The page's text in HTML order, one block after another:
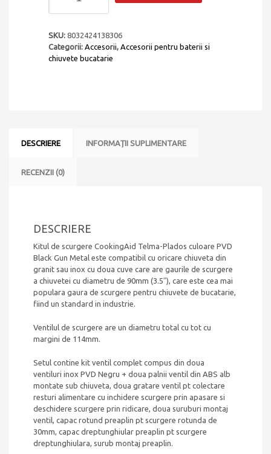
ventil
si
preaplin
Gun
pentru
cuve
Ø
gaura
ventil
114mm
SKU: 8032424138306
Categorii: Accesorii, Accesorii pentru baterii si
chiuvete bucatarie
DESCRIERE INFORMAȚII SUPLIMENTARE
RECENZII (0)
DESCRIERE
Kitul de scurgere CookingAid Telma-Plados culoare PVD
Black Gun Metal este compatibil cu oricare chiuveta din
granit sau inox cu doua cuve care are gaurile de scurgere
a chiuvetei cu diametru de 90mm (3.5″), care este cea mai
populara gaura de scurgere pentru chiuvete de bucatarie,
fiind un standard in industrie.
Ventilul de scurgere are un diametru total cu tot cu
margini de 114mm.
Setul contine kit ventil complet compus din doua
ventiluri inox PVD Negru + doua palnii ventil din ABS alb
montate sub chiuveta, doua gratare ventil pt colectare
resturi alimentare cu inchidere scurgere prin apasare si
deschidere scurgere prin ridicare, doua suruburi montaj
ventil, capac rotund preaplin pt scurgere rotunda de
30mm, capac dreptunghiular preaplin pt scurgere
dreptunghiulara, surub montaj preaplin.